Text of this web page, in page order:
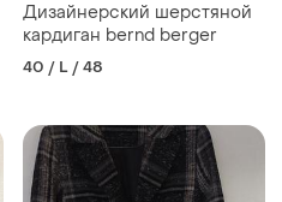
Дизайнерский шерстяной
кардиган bernd berger
40 / L / 48